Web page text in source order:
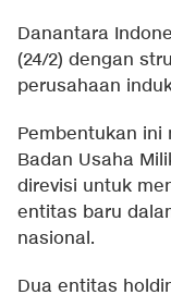
Danantara
(24/2) dengan
perusahaan
Pembentukan ini
Badan Usaha
direvisi untuk
entitas baru
nasional.
Dua entitas